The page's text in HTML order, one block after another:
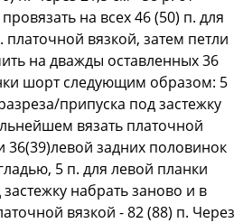
на всех 46 (50) п. для
вязкой, затем петли
на дважды оставленных 36
шорт следующим образом: 5
припуска под застежку
вязать платочной
36(39)левой задних половинок
5 п. для левой планки
набрать заново и в
вязкой - 82 (88) п. Через